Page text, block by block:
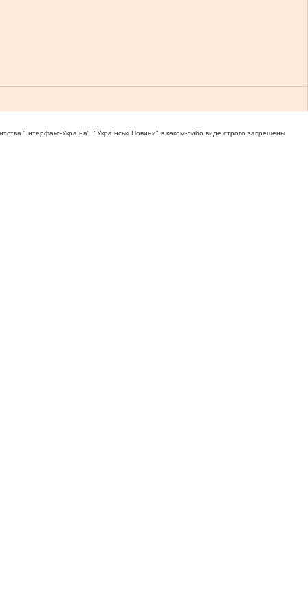
"Iнтерфакс-Україна", "Українськi Новини" в каком-либо виде строго запрещены